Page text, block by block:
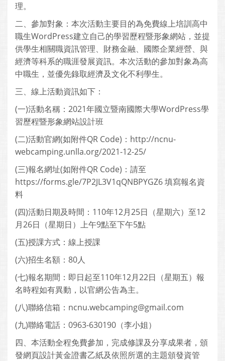
理。
二、參加對象：本次活動主要目的為免費線上培訓高中
職生WordPress建立自己的學習歷程暨形象網站，並提
供學生相關職資訊管理、財務金融、國際企業經營、與
經濟等科系的職涯發展資訊。本次活動的參加對象為高
中職生，並優先錄取經濟及文化不利學生。
三、線上活動資訊如下：
(一)活動名稱：2021年國立暨南國際大學WordPress學
習歷程暨形象網站設計班
(二)活動官網(如附件QR Code)：http://ncnu-
webcamping.unlla.org/2021-12-25/
(三)報名網址(如附件QR Code)：請至
https://forms.gle/7P2JL3V1qQNBPYGZ6 填寫報名資
料
(四)活動日期及時間：110年12月25日（星期六）至12
月26日（星期日）上午9點至下午5點
(五)授課方式：線上授課
(六)招生名額：80人
(七)報名期間：即日起至110年12月22日（星期五）報
名時程如有異動，以官網公告為主。
(八)聯絡信箱：ncnu.webcamping@gmail.com
(九)聯絡電話：0963-630190（李小姐）
四、本活動全程免費參加，完成修課及分享成果者，頒
發網頁設計黃金證書乙紙及依照所選的主題頒發資管